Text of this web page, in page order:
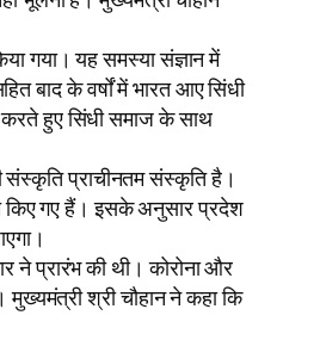
गया। यह समस्या संज्ञान में
बाद के वर्षों में भारत आए सिंधी
करते हुए सिंधी समाज के साथ
संस्कृति प्राचीनतम संस्कृति है।
किए गए हैं। इसके अनुसार प्रदेश
ने प्रारंभ की थी। कोरोना और
मुख्यमंत्री श्री चौहान ने कहा कि